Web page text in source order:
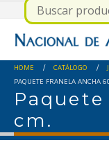
HOME CATÁLOGO
PAQUETE FRANELA ANCHA
cm.